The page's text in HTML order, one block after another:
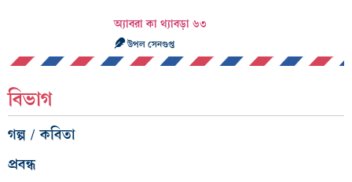
অ্যাবরা কা থ্যাবড়া ৬৩
উপল সেনগুপ্ত
বিভাগ
গল্প / কবিতা
প্রবন্ধ